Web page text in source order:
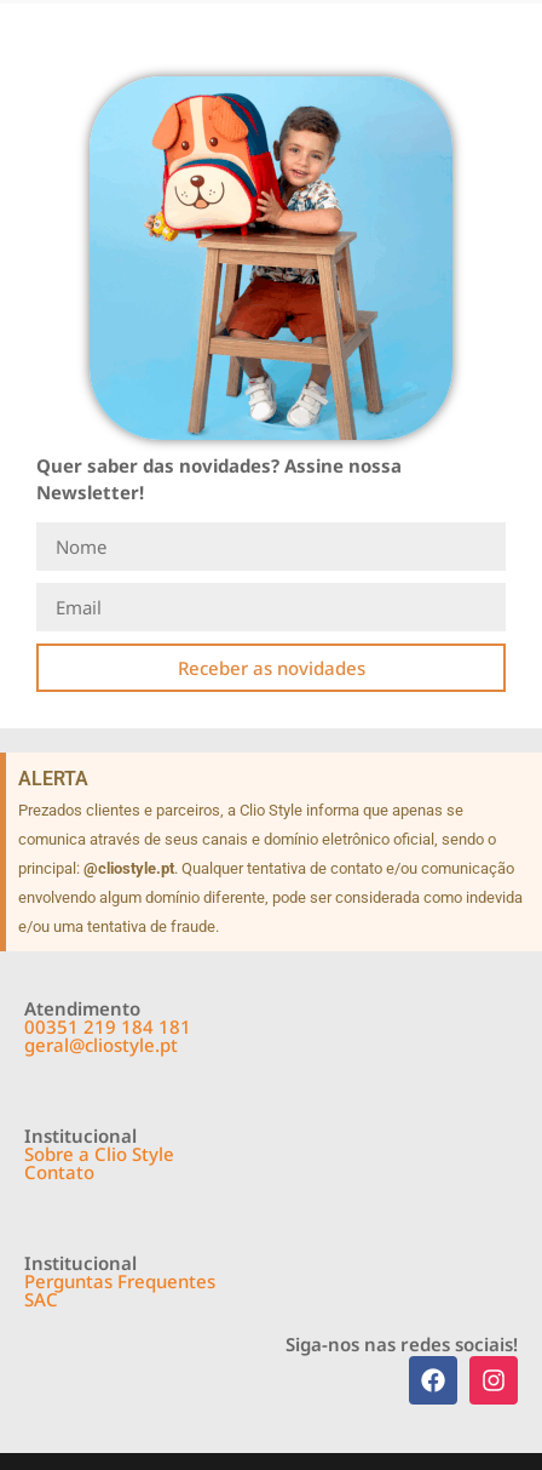
Quer saber das novidades? Assine nossa
Newsletter!
Receber as novidades
ALERTA
Prezados clientes e parceiros, a Clio Style informa que apenas se
comunica através de seus canais e domínio eletrônico oficial, sendo o
principal: @cliostyle.pt. Qualquer tentativa de contato e/ou comunicação
envolvendo algum domínio diferente, pode ser considerada como indevida
e/ou uma tentativa de fraude.
Atendimento
00351 219 184 181
geral@cliostyle.pt
Institucional
Sobre a Clio Style
Contato
Institucional
Perguntas Frequentes
SAC
Siga-nos nas redes sociais!